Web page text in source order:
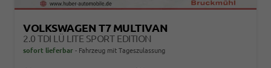
VOLKSWAGEN T7 MULTIVAN
2.0 TDI LÜ LITE SPORT EDITION
sofort lieferbar Fahrzeug mit Tageszulassung